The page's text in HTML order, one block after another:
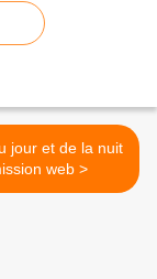
jour et de la nuit
- émission web >